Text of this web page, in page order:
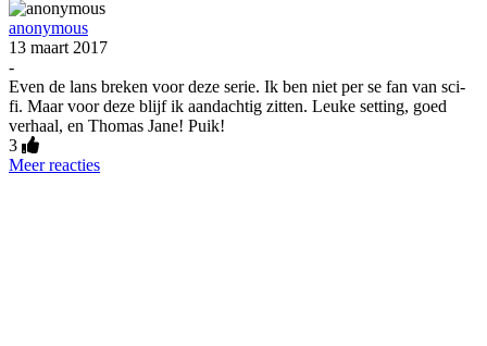
anonymous
13 maart 2017
-
Even de lans breken voor deze serie. Ik ben niet per se fan van sci-
fi. Maar voor deze blijf ik aandachtig zitten. Leuke setting, goed
verhaal, en Thomas Jane! Puik!
3
Meer reacties